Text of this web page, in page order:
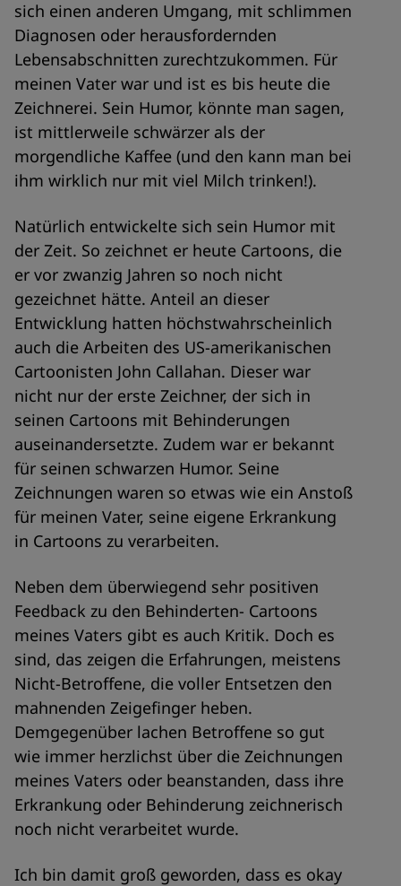
sich einen anderen Umgang, mit schlimmen
Diagnosen oder herausfordernden
Lebensabschnitten zurechtzukommen. Für
meinen Vater war und ist es bis heute die
Zeichnerei. Sein Humor, könnte man sagen,
ist mittlerweile schwärzer als der
morgendliche Kaffee (und den kann man bei
ihm wirklich nur mit viel Milch trinken!).
Natürlich entwickelte sich sein Humor mit
der Zeit. So zeichnet er heute Cartoons, die
er vor zwanzig Jahren so noch nicht
gezeichnet hätte. Anteil an dieser
Entwicklung hatten höchstwahrscheinlich
auch die Arbeiten des US-amerikanischen
Cartoonisten John Callahan. Dieser war
nicht nur der erste Zeichner, der sich in
seinen Cartoons mit Behinderungen
auseinandersetzte. Zudem war er bekannt
für seinen schwarzen Humor. Seine
Zeichnungen waren so etwas wie ein Anstoß
für meinen Vater, seine eigene Erkrankung
in Cartoons zu verarbeiten.
Neben dem überwiegend sehr positiven
Feedback zu den Behinderten- Cartoons
meines Vaters gibt es auch Kritik. Doch es
sind, das zeigen die Erfahrungen, meistens
Nicht-Betroffene, die voller Entsetzen den
mahnenden Zeigefinger heben.
Demgegenüber lachen Betroffene so gut
wie immer herzlichst über die Zeichnungen
meines Vaters oder beanstanden, dass ihre
Erkrankung oder Behinderung zeichnerisch
noch nicht verarbeitet wurde.
Ich bin damit groß geworden, dass es okay